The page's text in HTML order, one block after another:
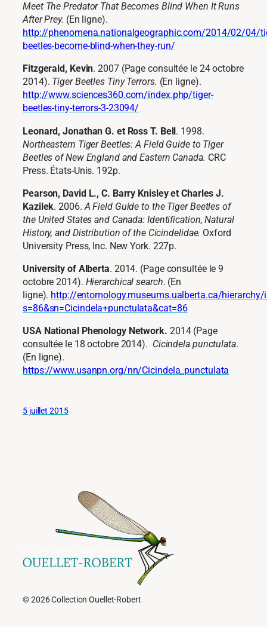
Meet The Predator That Becomes Blind When It Runs
After Prey. (En ligne).
http://phenomena.nationalgeographic.com/2014/02/04/
beetles-become-blind-when-they-run/
Fitzgerald, Kevin. 2007 (Page consultée le 24 octobre
2014). Tiger Beetles Tiny Terrors. (En ligne).
http://www.sciences360.com/index.php/tiger-
beetles-tiny-terrors-3-23094/
Leonard, Jonathan G. et Ross T. Bell. 1998.
Northeastern Tiger Beetles: A Field Guide to Tiger
Beetles of New England and Eastern Canada. CRC
Press. États-Unis. 192p.
Pearson, David L., C. Barry Knisley et Charles J.
Kazilek. 2006.A Field Guide to the Tiger Beetles of
the United States and Canada: Identification, Natural
History, and Distribution of the Cicindelidae. Oxford
University Press, Inc. New York. 227p.
University of Alberta. 2014. (Page consultée le 9
octobre 2014). Hierarchical search. (En
ligne). http://entomology.museums.ualberta.ca/hierarchy/
s=86&sn=Cicindela+punctulata&cat=86
USA National Phenology Network. 2014 (Page
consultée le 18 octobre 2014). Cicindela punctulata.
(En ligne).
https://www.usanpn.org/nn/Cicindela_punctulata
5 juillet 2015
© 2026 Collection Ouellet-Robert